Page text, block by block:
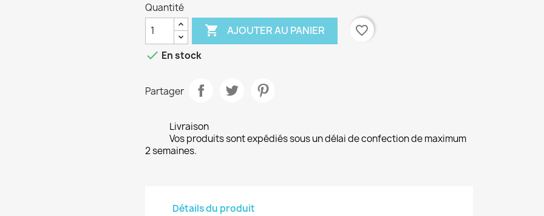
Quantité
 AJOUTER AU PANIER
favorite_border
 En stock
Partager
Livraison
Vos produits sont expédiés sous un délai de confection de maximum
2 semaines.
Détails du produit